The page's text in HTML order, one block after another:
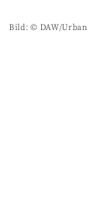
Bild: © DAW/Urban